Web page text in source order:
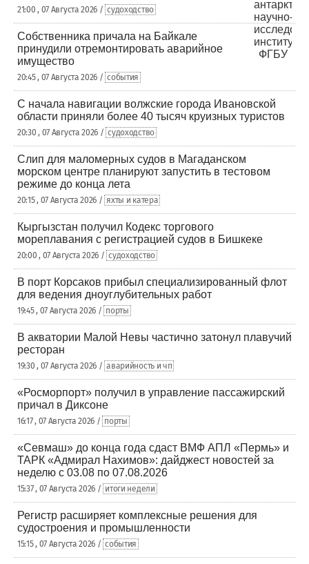
21:00 , 07 Августа 2026 / судоходство
Собственника причала на Байкале
принудили отремонтировать аварийное
имущество
20:45 , 07 Августа 2026 / события
С начала навигации волжские города Ивановской
области приняли более 40 тысяч круизных туристов
20:30 , 07 Августа 2026 / судоходство
Слип для маломерных судов в Магаданском
морском центре планируют запустить в тестовом
режиме до конца лета
20:15 , 07 Августа 2026 / яхты и катера
Кыргызстан получил Кодекс торгового
мореплавания с регистрацией судов в Бишкеке
20:00 , 07 Августа 2026 / судоходство
В порт Корсаков прибыл специализированный флот
для ведения дноуглубительных работ
19:45 , 07 Августа 2026 / порты
В акватории Малой Невы частично затонул плавучий
ресторан
19:30 , 07 Августа 2026 / аварийность и чп
«Росморпорт» получил в управление пассажирский
причал в Диксоне
16:17 , 07 Августа 2026 / порты
«Севмаш» до конца года сдаст ВМФ АПЛ «Пермь» и
ТАРК «Адмирал Нахимов»: дайджест новостей за
неделю с 03.08 по 07.08.2026
15:37 , 07 Августа 2026 / итоги недели
Регистр расширяет комплексные решения для
судостроения и промышленности
15:15 , 07 Августа 2026 / события